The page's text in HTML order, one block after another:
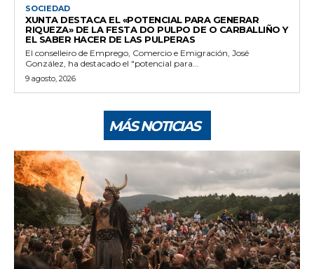
SOCIEDAD
XUNTA DESTACA EL «POTENCIAL PARA GENERAR
RIQUEZA» DE LA FESTA DO PULPO DE O CARBALLIÑO Y
EL SABER HACER DE LAS PULPERAS
El conselleiro de Emprego, Comercio e Emigración, José
González, ha destacado el "potencial para...
9 agosto, 2026
MÁS NOTICIAS